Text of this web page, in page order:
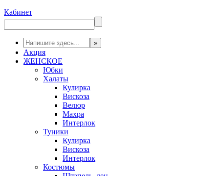
Кабинет
Акция
ЖЕНСКОЕ
Юбки
Халаты
Кулирка
Вискоза
Велюр
Махра
Интерлок
Туники
Кулирка
Вискоза
Интерлок
Костюмы